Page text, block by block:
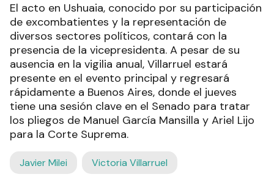
El acto en Ushuaia, conocido por su participación
de excombatientes y la representación de
diversos sectores políticos, contará con la
presencia de la vicepresidenta. A pesar de su
ausencia en la vigilia anual, Villarruel estará
presente en el evento principal y regresará
rápidamente a Buenos Aires, donde el jueves
tiene una sesión clave en el Senado para tratar
los pliegos de Manuel García Mansilla y Ariel Lijo
para la Corte Suprema.
Javier Milei Victoria Villarruel